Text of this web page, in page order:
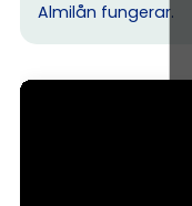
Almilån fungerar.